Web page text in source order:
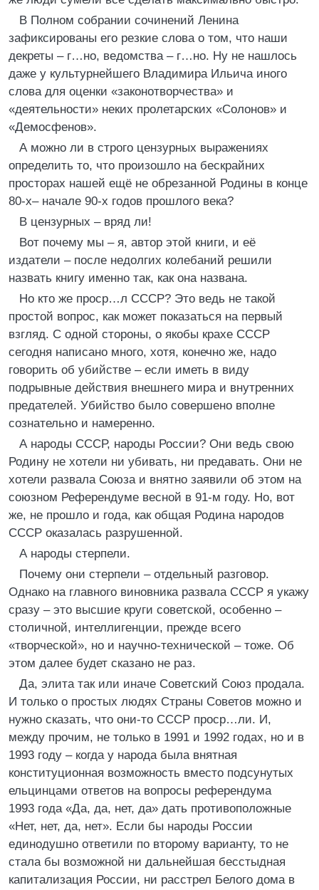
В Полном собрании сочинений Ленина
зафиксированы его резкие слова о том, что наши
декреты – г…но, ведомства – г…но. Ну не нашлось
даже у культурнейшего Владимира Ильича иного
слова для оценки «законотворчества» и
«деятельности» неких пролетарских «Солонов» и
«Демосфенов».
А можно ли в строго цензурных выражениях
определить то, что произошло на бескрайних
просторах нашей ещё не обрезанной Родины в конце
80-х– начале 90-х годов прошлого века?
В цензурных – вряд ли!
Вот почему мы – я, автор этой книги, и её
издатели – после недолгих колебаний решили
назвать книгу именно так, как она названа.
Но кто же проср…л СССР? Это ведь не такой
простой вопрос, как может показаться на первый
взгляд. С одной стороны, о якобы крахе СССР
сегодня написано много, хотя, конечно же, надо
говорить об убийстве – если иметь в виду
подрывные действия внешнего мира и внутренних
предателей. Убийство было совершено вполне
сознательно и намеренно.
А народы СССР, народы России? Они ведь свою
Родину не хотели ни убивать, ни предавать. Они не
хотели развала Союза и внятно заявили об этом на
союзном Референдуме весной в 91-м году. Но, вот
же, не прошло и года, как общая Родина народов
СССР оказалась разрушенной.
А народы стерпели.
Почему они стерпели – отдельный разговор.
Однако на главного виновника развала СССР я укажу
сразу – это высшие круги советской, особенно –
столичной, интеллигенции, прежде всего
«творческой», но и научно-технической – тоже. Об
этом далее будет сказано не раз.
Да, элита так или иначе Советский Союз продала.
И только о простых людях Страны Советов можно и
нужно сказать, что они-то СССР проср…ли. И,
между прочим, не только в 1991 и 1992 годах, но и в
1993 году – когда у народа была внятная
конституционная возможность вместо подсунутых
ельцинцами ответов на вопросы референдума
1993 года «Да, да, нет, да» дать противоположные
«Нет, нет, да, нет». Если бы народы России
единодушно ответили по второму варианту, то не
стала бы возможной ни дальнейшая бесстыдная
капитализация России, ни расстрел Белого дома в